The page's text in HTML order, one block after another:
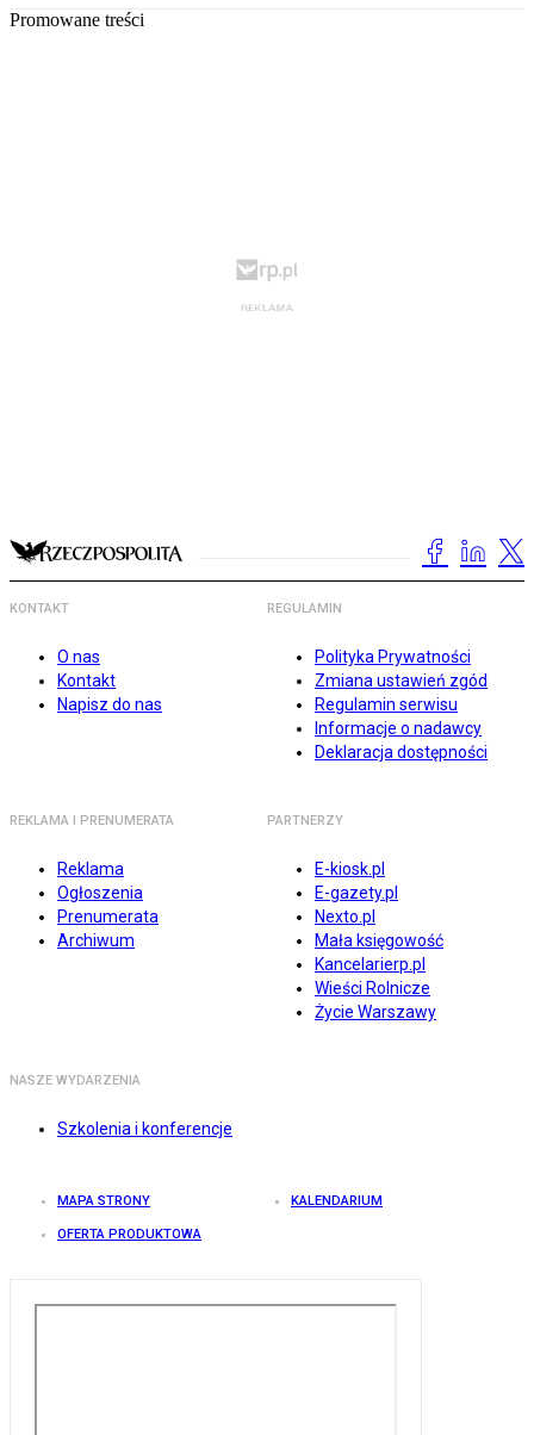
Promowane treści
KONTAKT
O nas
Kontakt
Napisz do nas
REGULAMIN
Polityka Prywatności
Zmiana ustawień zgód
Regulamin serwisu
Informacje o nadawcy
Deklaracja dostępności
REKLAMA I PRENUMERATA
Reklama
Ogłoszenia
Prenumerata
Archiwum
PARTNERZY
E-kiosk.pl
E-gazety.pl
Nexto.pl
Mała księgowość
Kancelarierp.pl
Wieści Rolnicze
Życie Warszawy
NASZE WYDARZENIA
Szkolenia i konferencje
MAPA STRONY KALENDARIUM
OFERTA PRODUKTOWA